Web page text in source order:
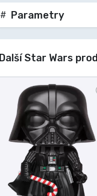
Parametry
Další Star Wars